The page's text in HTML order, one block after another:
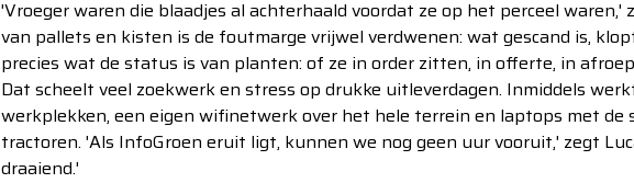
'Vroeger waren die blaadjes al achterhaald voordat ze op het perceel waren,'
van pallets en kisten is de foutmarge vrijwel verdwenen: wat gescand is,
precies wat de status is van planten: of ze in order zitten, in offerte, in
Dat scheelt veel zoekwerk en stress op drukke uitleverdagen. Inmiddels
werkplekken, een eigen wifinetwerk over het hele terrein en laptops met de
tractoren. 'Als InfoGroen eruit ligt, kunnen we nog geen uur vooruit,' zegt
draaiend.'